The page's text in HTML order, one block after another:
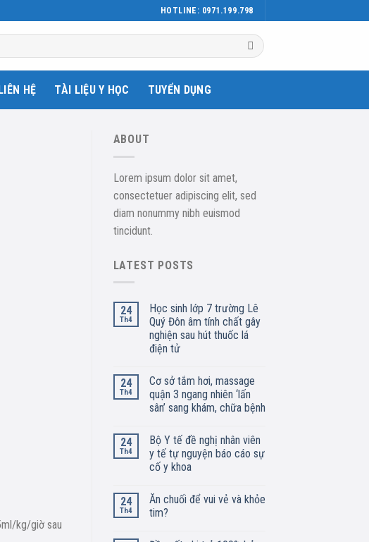
HOTLINE: 0971.199.798
HỆ TÀI LIỆU Y HỌC TUYỂN DỤNG
kg/giờ sau
ABOUT
Lorem ipsum dolor sit amet,
consectetuer adipiscing elit, sed
diam nonummy nibh euismod
tincidunt.
LATEST POSTS
24
Th4
Học sinh lớp 7 trường Lê
Quý Đôn âm tính chất gây
nghiện sau hút thuốc lá
điện tử
24
Th4
Cơ sở tắm hơi, massage
quận 3 ngang nhiên ‘lấn
sân’ sang khám, chữa bệnh
24
Th4
Bộ Y tế đề nghị nhân viên
y tế tự nguyện báo cáo sự
cố y khoa
24
Th4
Ăn chuối để vui vẻ và khỏe
tim?